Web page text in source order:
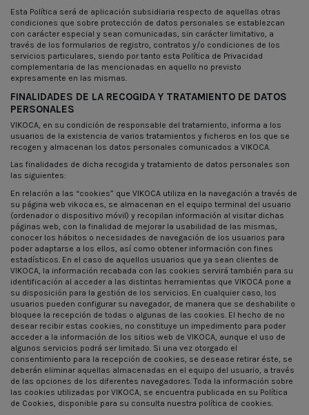
Esta Política será de aplicación subsidiaria respecto de aquellas otras
condiciones que sobre protección de datos personales se establezcan
con carácter especial y sean comunicadas, sin carácter limitativo, a
través de los formularios de registro, contratos y/o condiciones de los
servicios particulares, siendo por tanto esta Política de Privacidad
complementaria de las mencionadas en aquello no previsto
expresamente en las mismas.
FINALIDADES DE LA RECOGIDA Y TRATAMIENTO DE DATOS
PERSONALES
VIKOCA, en su condición de responsable del tratamiento, informa a los
usuarios de la existencia de varios tratamientos y ficheros en los que se
recogen y almacenan los datos personales comunicados a VIKOCA.
Las finalidades de dicha recogida y tratamiento de datos personales son
las siguientes:
En relación a las “cookies” que VIKOCA utiliza en la navegación a través de
su página web vikoca.es, se almacenan en el equipo terminal del usuario
(ordenador o dispositivo móvil) y recopilan información al visitar dichas
páginas web, con la finalidad de mejorar la usabilidad de las mismas,
conocer los hábitos o necesidades de navegación de los usuarios para
poder adaptarse a los ellos, así como obtener información con fines
estadísticos. En el caso de aquellos usuarios que ya sean clientes de
VIKOCA, la información recabada con las cookies servirá también para su
identificación al acceder a las distintas herramientas que VIKOCA pone a
su disposición para la gestión de los servicios. En cualquier caso, los
usuarios pueden configurar su navegador, de manera que se deshabilite o
bloquee la recepción de todas o algunas de las cookies. El hecho de no
desear recibir estas cookies, no constituye un impedimento para poder
acceder a la información de los sitios web de VIKOCA, aunque el uso de
algunos servicios podrá ser limitado. Si una vez otorgado el
consentimiento para la recepción de cookies, se desease retirar éste, se
deberán eliminar aquellas almacenadas en el equipo del usuario, a través
de las opciones de los diferentes navegadores. Toda la información sobre
las cookies utilizadas por VIKOCA, se encuentra publicada en su Política
de Cookies, disponible para su consulta nuestra política de cookies.